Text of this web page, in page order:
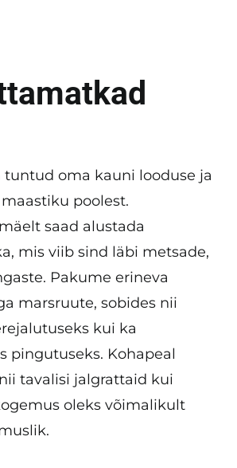
tuntud oma kauni looduse ja
poolest.
saad alustada
mis viib sind läbi metsade,
Pakume erineva
marsruute, sobides nii
kui ka
pingutuseks. Kohapeal
tavalisi jalgrattaid kui
oleks võimalikult